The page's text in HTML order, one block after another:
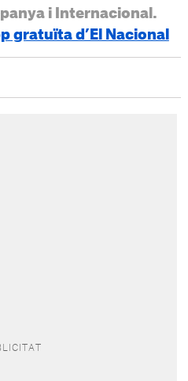
i Internacional.
gratuïta d’El Nacional